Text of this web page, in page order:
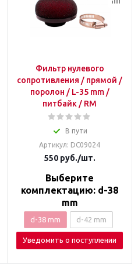
Фильтр нулевого
сопротивления / прямой /
поролон / L-35 mm /
питбайк / RM
В пути
Артикул: DC09024
550руб./шт.
Выберите
комплектацию: d-38
mm
d-38 mm d-42 mm
Уведомить о поступлении